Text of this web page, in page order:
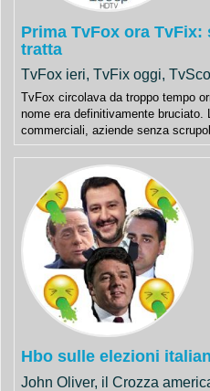
Prima TvFox ora
tratta
TvFox ieri, TvFix oggi,
TvFox circolava da troppo tempo
nome era definitivamente bruciato.
commerciali, aziende senza
Hbo sulle elezioni
John Oliver, il Crozza